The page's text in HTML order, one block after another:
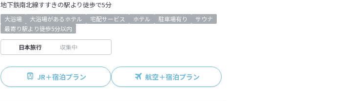
地下鉄南北線すすきの駅より徒歩で5分
大浴場 大浴場があるホテル 宅配サービス ホテル 駐車場有り
サウナ
最寄り駅より徒歩5分以内
日本旅行 収集中
JR＋宿泊プラン 航空＋宿泊プラン